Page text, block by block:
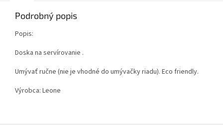
Podrobný popis
Popis:
Doska na servírovanie .
Umývať ručne (nie je vhodné do umývačky riadu). Eco friendly.
Výrobca: Leone